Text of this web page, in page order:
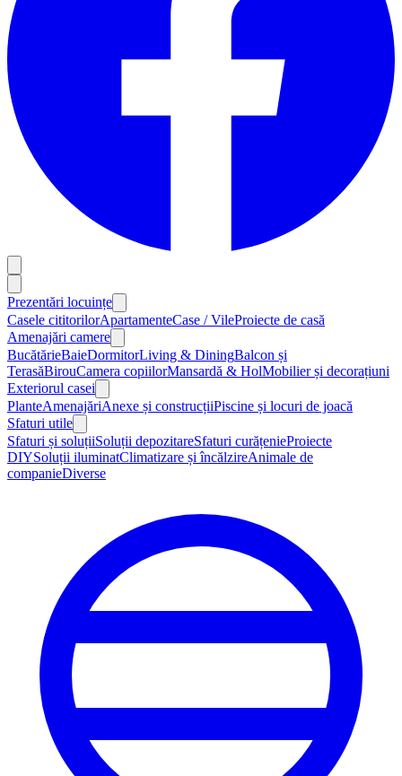
Prezentări locuințe
Casele cititorilorApartamenteCase / VileProiecte de casă
Amenajări camere
BucătărieBaieDormitorLiving & DiningBalcon și
TerasăBirouCamera copiilorMansardă & HolMobilier și decorațiuni
Exteriorul casei
PlanteAmenajăriAnexe și construcțiiPiscine și locuri de joacă
Sfaturi utile
Sfaturi și soluțiiSoluții depozitareSfaturi curățenieProiecte
DIYSoluții iluminatClimatizare și încălzireAnimale de
companieDiverse